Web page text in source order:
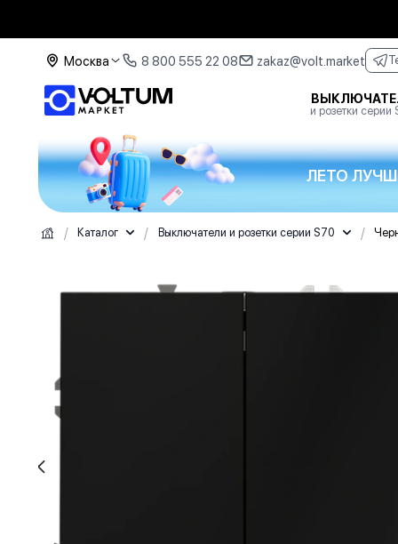
Москва 8 800 555 22 08 zakaz@volt.market
и розетки серии
ЛЕТО
/ Каталог / Выключатели и розетки серии S70 /